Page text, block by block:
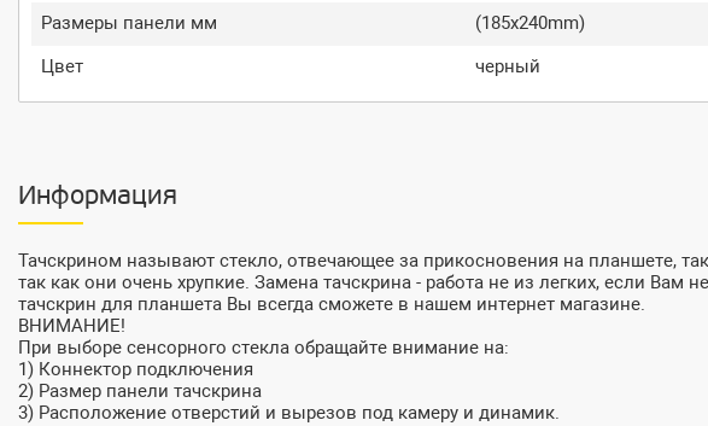
Размеры панели мм
(185x240mm)
Цвет
черный
Информация
Тачскрином называют стекло, отвечающее за прикосновения на планшете,
так как они очень хрупкие. Замена тачскрина - работа не из легких, если
тачскрин для планшета Вы всегда сможете в нашем интернет магазине.
ВНИМАНИЕ!
При выборе сенсорного стекла обращайте внимание на:
1) Коннектор подключения
2) Размер панели тачскрина
3) Расположение отверстий и вырезов под камеру и динамик.